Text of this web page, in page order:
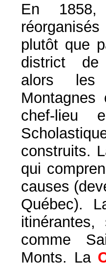
En
plutôt que
district de
alors les
chef-lieu
construits.
qui
causes
Québec).
comme
Monts. La